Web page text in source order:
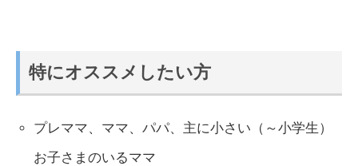
特にオススメしたい方
プレママ、ママ、パパ、主に小さい（～小学生）
お子さまのいるママ